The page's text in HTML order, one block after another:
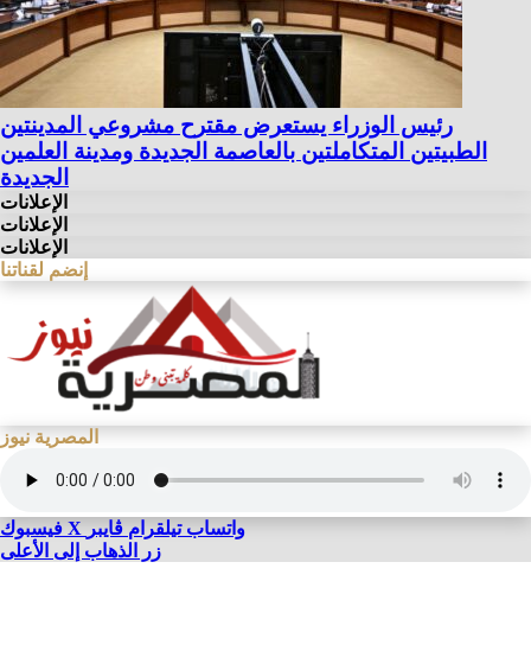
رئيس الوزراء يستعرض مقترح مشروعي المدينتين
الطبيتين المتكاملتين بالعاصمة الجديدة ومدينة العلمين
الجديدة
الإعلانات
الإعلانات
الإعلانات
إنضم لقناتنا
المصرية نيوز
فيسبوك X واتساب تيلقرام ڤايبر
زر الذهاب إلى الأعلى